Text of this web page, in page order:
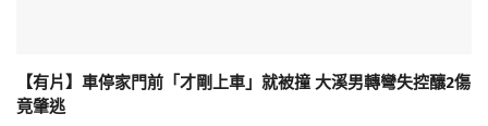
【有片】車停家門前「才剛上車」就被撞 大溪男轉彎失控釀2傷
竟肇逃